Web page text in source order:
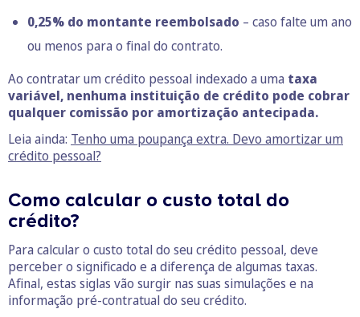
0,25% do montante reembolsado – caso falte um ano
ou menos para o final do contrato.
Ao contratar um crédito pessoal indexado a uma taxa
variável, nenhuma instituição de crédito pode cobrar
qualquer comissão por amortização antecipada.
Leia ainda: Tenho uma poupança extra. Devo amortizar um
crédito pessoal?
Como calcular o custo total do
crédito?
Para calcular o custo total do seu crédito pessoal, deve
perceber o significado e a diferença de algumas taxas.
Afinal, estas siglas vão surgir nas suas simulações e na
informação pré-contratual do seu crédito.